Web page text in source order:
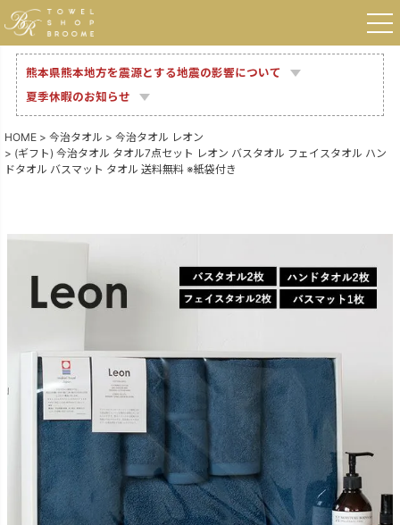
熊本県熊本地方を震源とする地震の影響について
夏季休暇のお知らせ
HOME 今治タオル
今治タオル レオン
(ギフト) 今治タオル タオル7点セット レオン バスタオル フェイスタオル ハン
ドタオル バスマット タオル 送料無料 ※紙袋付き